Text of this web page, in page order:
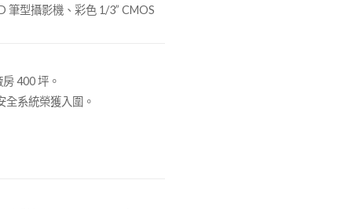
筆型攝影機、彩色 1/3” CMOS
400 坪。
系統榮獲入圍。